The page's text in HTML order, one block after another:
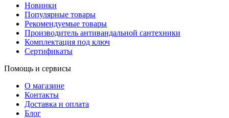
Новинки
Популярные товары
Рекомендуемые товары
Производитель антивандальной сантехники
Комплектация под ключ
Сертификаты
Помощь и сервисы
О магазине
Контакты
Доставка и оплата
Блог